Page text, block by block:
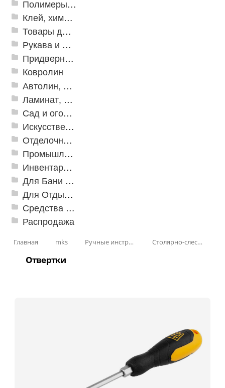
Полимеры и пластики
Клей, химия, сопутствующие товары
Товары для дома
Рукава и шланги промышленные
Придверные решетки
Ковролин
Автолин, Транслин, Линолеум
Ламинат, Кварцвиниловая плитка SPC
Сад и огород
Искусственная трава
Отделочные профили
Промышленный текстиль
Инвентарь для клининга
Для Бани и Сауны
Для Отдыха и Пикника
Средства от насекомых и садовых вредителей
Распродажа
Главная mks Ручные инструменты Столярно-слесарные инструменты
Отвертки